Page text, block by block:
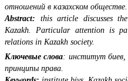
отношений в казахском обществе.
Abstract: this article discusses
Kazakh. Particular attention is
relations in Kazakh society.
Ключевые слова: институт биев,
принципы права.